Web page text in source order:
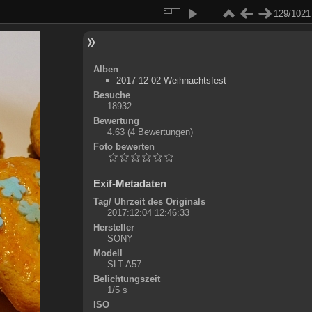
129/1021
Alben
2017-12-02 Weihnachtsfest
Besuche
18932
Bewertung
4.63 (4 Bewertungen)
Foto bewerten
Exif-Metadaten
Tag/ Uhrzeit des Originals
2017:12:04 12:46:33
Hersteller
SONY
Modell
SLT-A57
Belichtungszeit
1/5 s
ISO